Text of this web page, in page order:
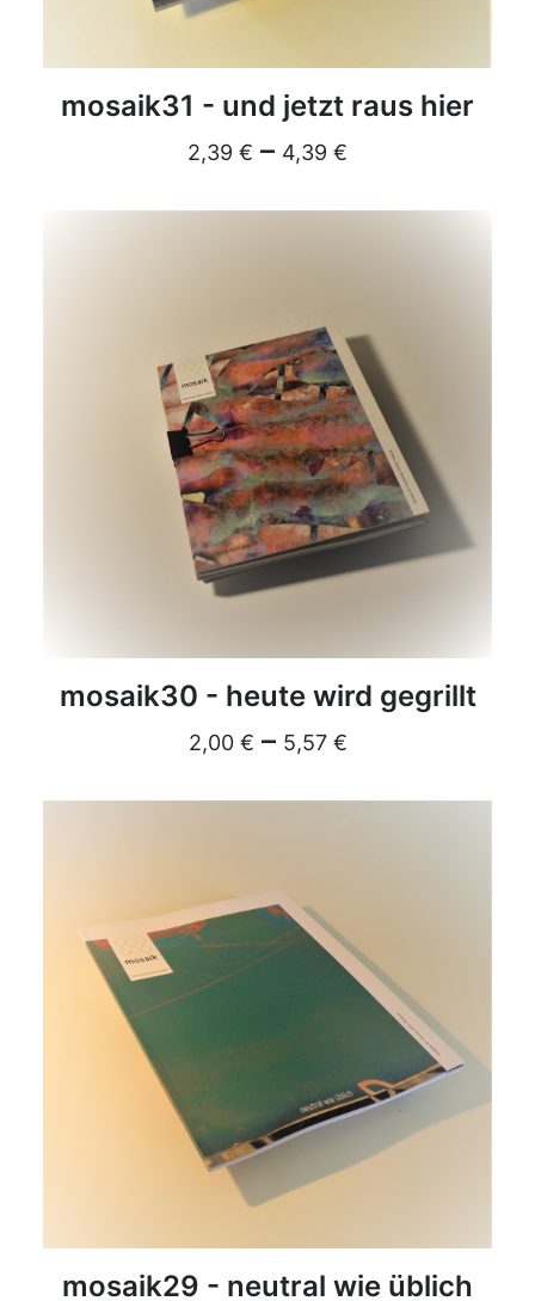
DETAILS
mosaik31 - und jetzt raus hier
2,39 € – 4,39 €
DETAILS
mosaik30 - heute wird gegrillt
2,00 € – 5,57 €
DETAILS
mosaik29 - neutral wie üblich